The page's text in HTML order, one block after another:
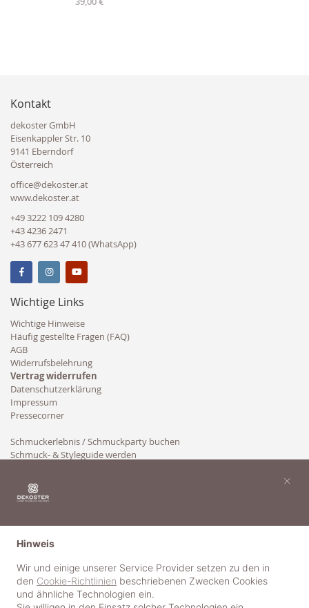
Kontakt
dekoster GmbH
Eisenkappler Str. 10
9141 Eberndorf
Österreich
office@dekoster.at
www.dekoster.at
+49 3222 109 4280
+43 4236 2471
+43 677 623 47 410 (WhatsApp)
Wichtige Links
Wichtige Hinweise
Häufig gestellte Fragen (FAQ)
AGB
Widerrufsbelehrung
Vertrag widerrufen
Datenschutzerklärung
Impressum
Pressecorner
Schmuckerlebnis / Schmuckparty buchen
Schmuck- & Styleguide werden
Hinweis
Wir und einige unserer Service Provider setzen zu den in
den Cookie-Richtlinien beschriebenen Zwecken Cookies
und ähnliche Technologien ein.
×